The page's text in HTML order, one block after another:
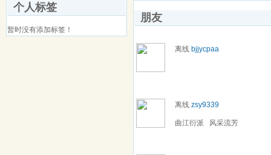
个人标签
暂时没有添加标签！
朋友
离线 bjjycpaa
离线 zsy9339
曲江衍派 风采流芳